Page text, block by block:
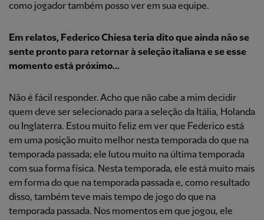
como jogador também posso ver em sua equipe.
Em relatos, Federico Chiesa teria dito que ainda não se
sente pronto para retornar à seleção italiana e se esse
momento está próximo...
Não é fácil responder. Acho que não cabe a mim decidir
quem deve ser selecionado para a seleção da Itália, Holanda
ou Inglaterra. Estou muito feliz em ver que Federico está
em uma posição muito melhor nesta temporada do que na
temporada passada; ele lutou muito na última temporada
com sua forma física. Nesta temporada, ele está muito mais
em forma do que na temporada passada e, como resultado
disso, também teve mais tempo de jogo do que na
temporada passada. Nos momentos em que jogou, ele